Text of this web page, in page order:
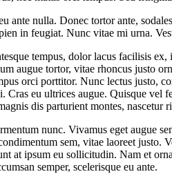
nulla. Donec tortor ante,
in feugiat. Nunc vitae mi urna.
tempus, dolor lacus facilisis
augue tortor, vitae rhoncus justo
orci porttitor. Nunc lectus justo,
Cras eu ultrices augue. Quisque
dis parturient montes, nascetur
nunc. Vivamus eget augue
sem, vitae laoreet
at ipsum eu sollicitudin. Nam et
semper, scelerisque eu ante.